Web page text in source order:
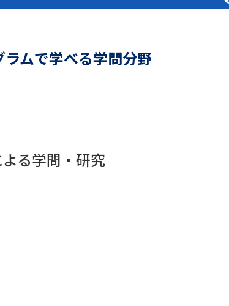
学年スタート号特集ページ（高2生用）
ープンキャンパスなどを調べる
受験準備
ムで学べる学問分野
る学問・研究